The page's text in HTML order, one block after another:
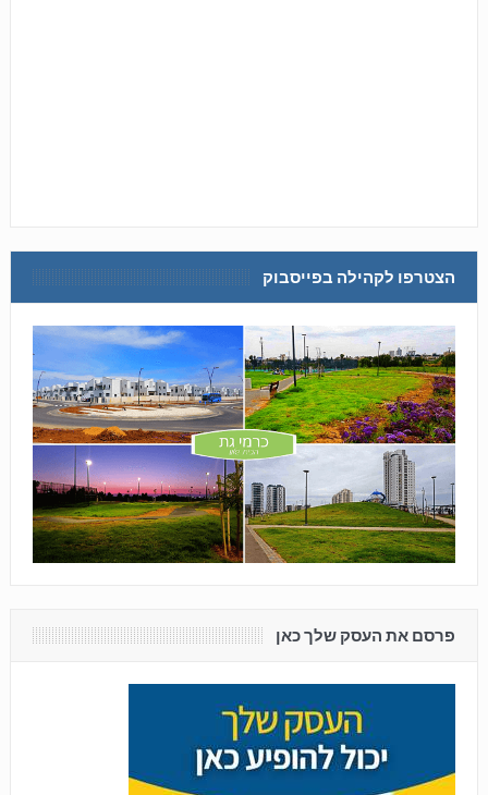
הצטרפו לקהילה בפייסבוק
פרסם את העסק שלך כאן